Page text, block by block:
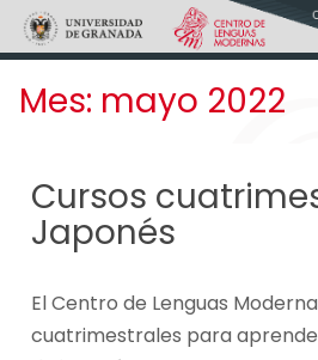
Skip to main content
Mes: mayo 2022
Cursos
Japonés
El Centro de Lenguas
cuatrimestrales para